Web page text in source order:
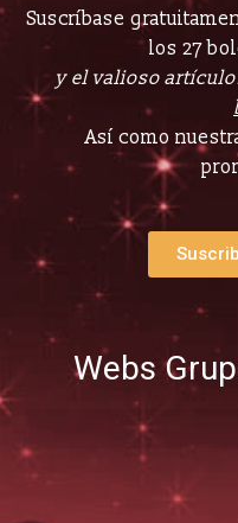
Suscríbase
los 27
y el valioso
Así como
Webs